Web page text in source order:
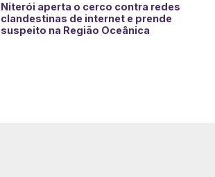
Niterói aperta o cerco contra redes
clandestinas de internet e prende
suspeito na Região Oceânica